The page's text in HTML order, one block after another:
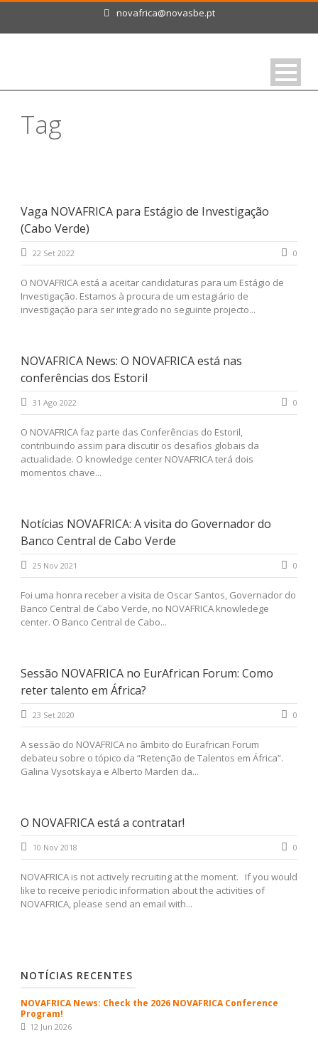
novafrica@novasbe.pt
Tag
Vaga NOVAFRICA para Estágio de Investigação
(Cabo Verde)
22 Set 2022 0
O NOVAFRICA está a aceitar candidaturas para um Estágio de
Investigação. Estamos à procura de um estagiário de
investigação para ser integrado no seguinte projecto...
NOVAFRICA News: O NOVAFRICA está nas
conferências dos Estoril
31 Ago 2022 0
O NOVAFRICA faz parte das Conferências do Estoril,
contribuindo assim para discutir os desafios globais da
actualidade. O knowledge center NOVAFRICA terá dois
momentos chave...
Notícias NOVAFRICA: A visita do Governador do
Banco Central de Cabo Verde
25 Nov 2021 0
Foi uma honra receber a visita de Oscar Santos, Governador do
Banco Central de Cabo Verde, no NOVAFRICA knowledege
center. O Banco Central de Cabo...
Sessão NOVAFRICA no EurAfrican Forum: Como
reter talento em África?
23 Set 2020 0
A sessão do NOVAFRICA no âmbito do Eurafrican Forum
debateu sobre o tópico da “Retenção de Talentos em África”.
Galina Vysotskaya e Alberto Marden da...
O NOVAFRICA está a contratar!
10 Nov 2018 0
NOVAFRICA is not actively recruiting at the moment. If you would
like to receive periodic information about the activities of
NOVAFRICA, please send an email with...
NOTÍCIAS RECENTES
NOVAFRICA News: Check the 2026 NOVAFRICA Conference
Program!
12 Jun 2026